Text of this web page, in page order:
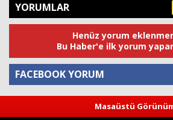
YORUMLAR
Henüz yorum
Bu Haber'e ilk yorum
FACEBOOK YORUM
Yorum
Masaüstü